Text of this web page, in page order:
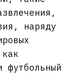
наряду
футбольный